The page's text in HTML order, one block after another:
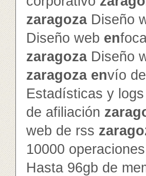
zaragozaDiseño
Diseño web en
zaragozaDiseño
zaragoza envío
Estadísticas y
de afiliación
web de rss
10000
Hasta 96gb de